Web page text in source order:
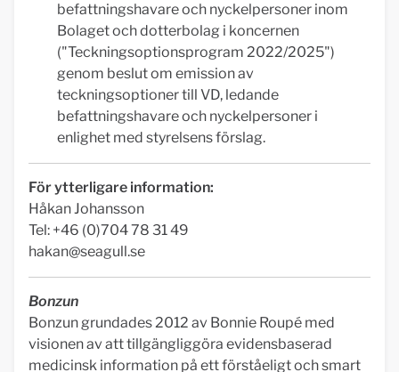
befattningshavare och nyckelpersoner inom
Bolaget och dotterbolag i koncernen
("Teckningsoptionsprogram 2022/2025")
genom beslut om emission av
teckningsoptioner till VD, ledande
befattningshavare och nyckelpersoner i
enlighet med styrelsens förslag.
För ytterligare information:
Håkan Johansson
Tel: +46 (0)704 78 31 49
hakan@seagull.se
Bonzun
Bonzun grundades 2012 av Bonnie Roupé med
visionen av att tillgängliggöra evidensbaserad
medicinsk information på ett förståeligt och smart